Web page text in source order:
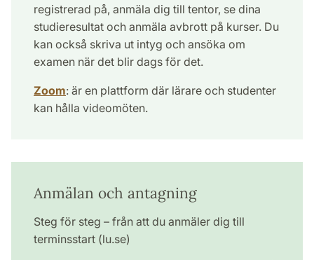
registrerad på, anmäla dig till tentor, se dina
studieresultat och anmäla avbrott på kurser. Du
kan också skriva ut intyg och ansöka om
examen när det blir dags för det.
Zoom: är en plattform där lärare och studenter
kan hålla videomöten.
Anmälan och antagning
Steg för steg – från att du anmäler dig till
terminsstart (lu.se)